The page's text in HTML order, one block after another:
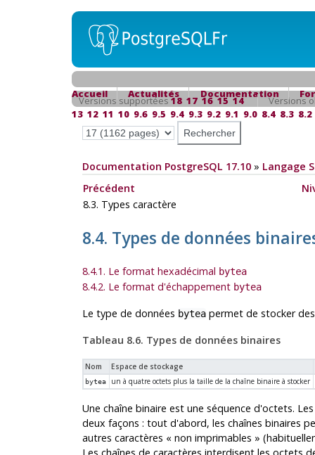
Accueil Actualités Documentation
Versions supportées18 17 16 15 14
Versions
13 12 11 10 9.6 9.5 9.4 9.3 9.2 9.1 9.0 8.4 8.3 8.2
Documentation PostgreSQL 17.10» Langage
Précédent
8.3. Types caractère
8.4. Types de données
8.4.1. Le format hexadécimal bytea
8.4.2. Le format d'échappement bytea
Le type de données byteapermet de stocker
Tableau 8.6. Types de données binaires
Nom Espace de stockage
bytea un à quatre octets plus la taille de la chaîne binaire à stocker
Une chaîne binaire est une séquence d'octets.
deux façons : tout d'abord, les chaînes binaires
autres caractères « non imprimables »